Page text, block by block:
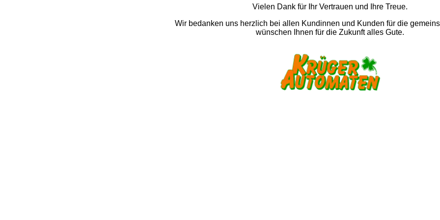
Vielen Dank für Ihr Vertrauen und Ihre Treue.
Wir bedanken uns herzlich bei allen Kundinnen und Kunden für die
wünschen Ihnen für die Zukunft alles Gute.